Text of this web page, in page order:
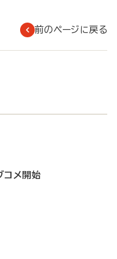
前のページに戻る
コメ開始